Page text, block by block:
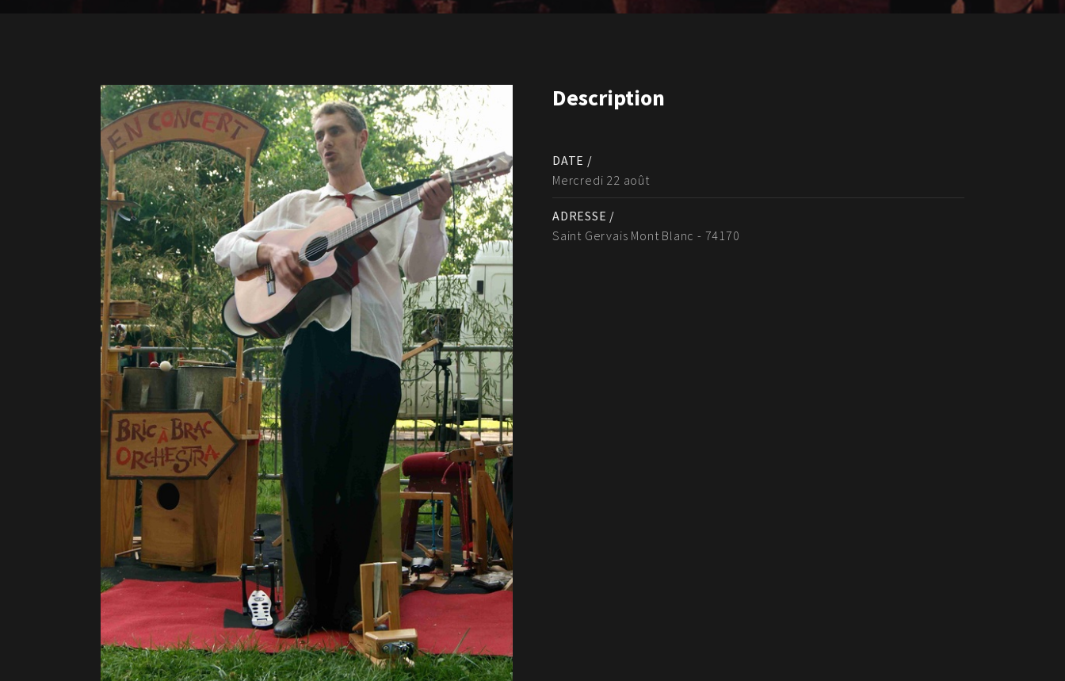
Description
DATE /
Mercredi 22 août
ADRESSE /
Saint Gervais Mont Blanc - 74170